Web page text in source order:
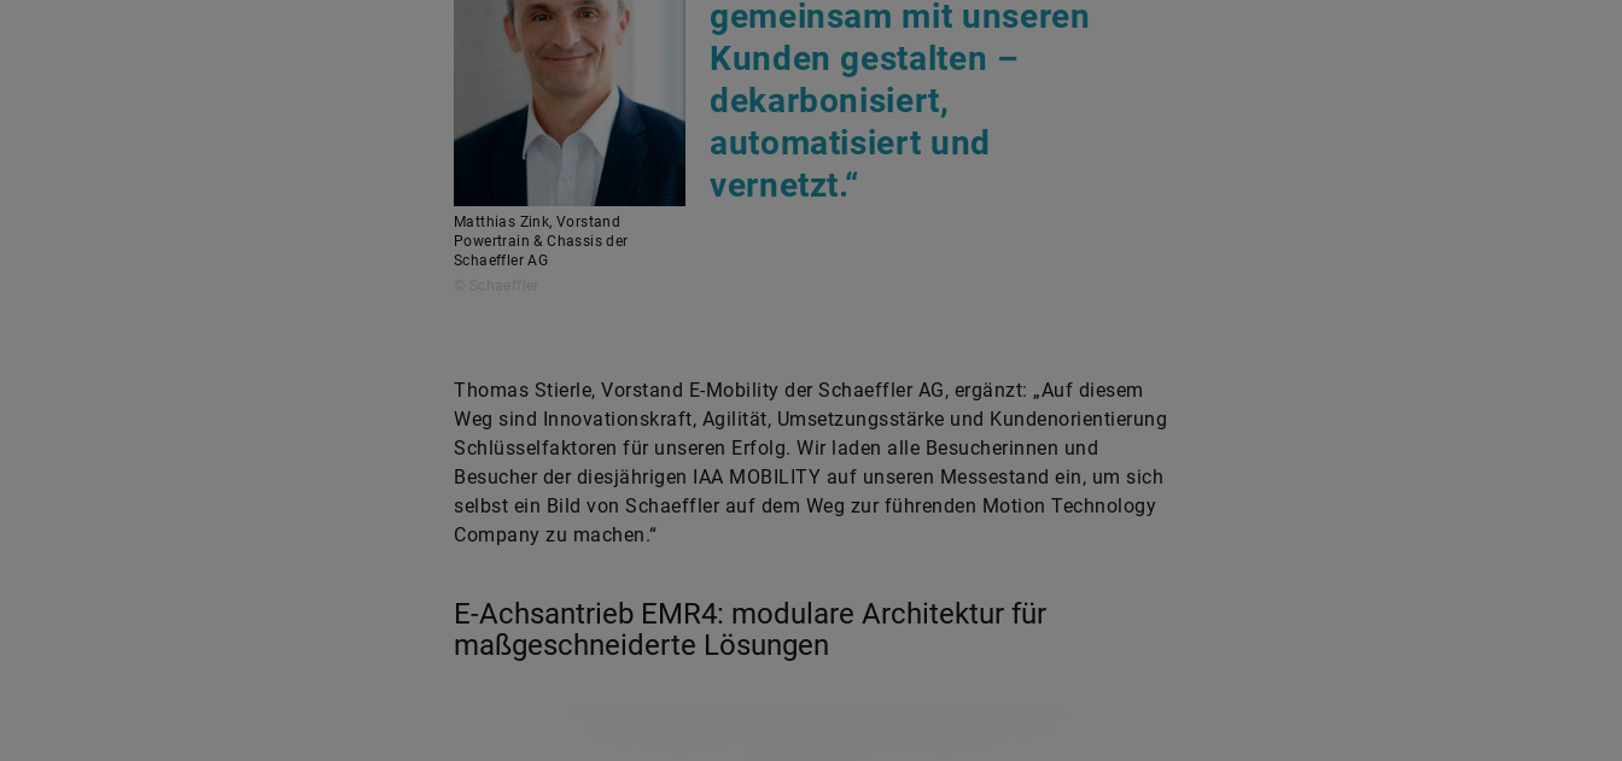
Matthias Zink, Vorstand
Powertrain & Chassis der
Schaeffler AG
gemeinsam mit unseren
Kunden gestalten –
dekarbonisiert,
automatisiert und
vernetzt.“
Thomas Stierle, Vorstand E-Mobility der Schaeffler AG, ergänzt: „Auf diesem
Weg sind Innovationskraft, Agilität, Umsetzungsstärke und Kundenorientierung
Schlüsselfaktoren für unseren Erfolg. Wir laden alle Besucherinnen und
Besucher der diesjährigen IAA MOBILITY auf unseren Messestand ein, um sich
selbst ein Bild von Schaeffler auf dem Weg zur führenden Motion Technology
Company zu machen.“
E-Achsantrieb EMR4: modulare Architektur für
maßgeschneiderte Lösungen